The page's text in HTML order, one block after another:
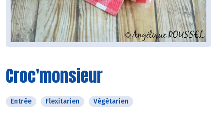
Croc'monsieur
Entrée Flexitarien Végétarien